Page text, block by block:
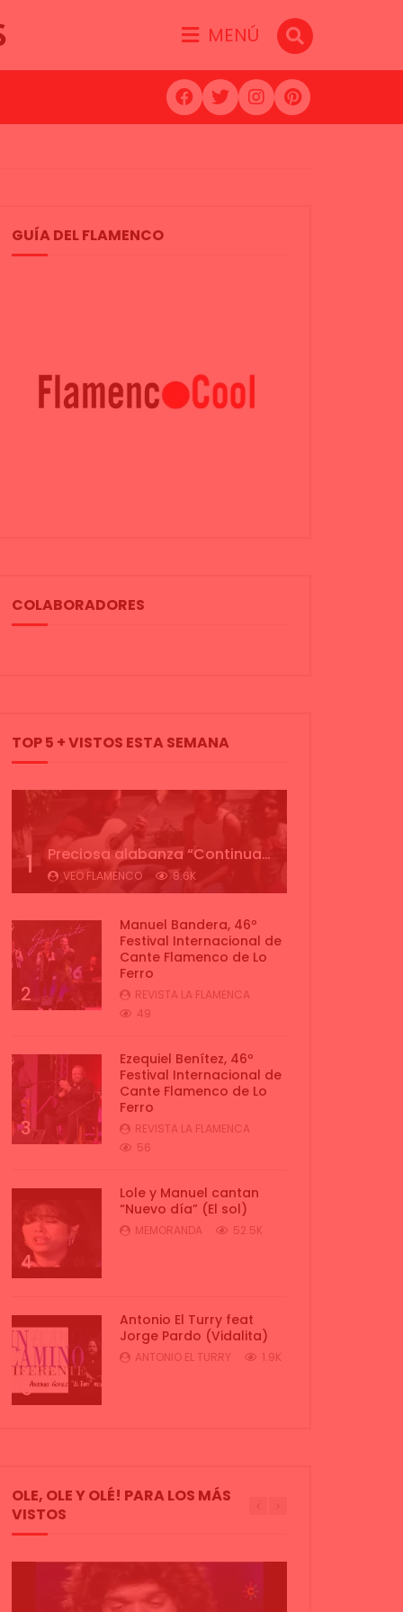
MENÚ
GUÍA DEL FLAMENCO
COLABORADORES
TOP 5 + VISTOS ESTA SEMANA
1 Preciosa alabanza “Continua” cantada por ALBA CORTES acompañada de IVAN a la guitarra | VEOFLAMENCO
VEO FLAMENCO 8.6K
2
Manuel Bandera, 46º
Festival Internacional de
Cante Flamenco de Lo
Ferro
REVISTA LA FLAMENCA
49
3
Ezequiel Benítez, 46º
Festival Internacional de
Cante Flamenco de Lo
Ferro
REVISTA LA FLAMENCA
56
4
Lole y Manuel cantan
“Nuevo día” (El sol)
MEMORANDA 52.5K
5
Antonio El Turry feat
Jorge Pardo (Vidalita)
ANTONIO EL TURRY 1.9K
OLE, OLE Y OLÉ! PARA LOS MÁS
VISTOS